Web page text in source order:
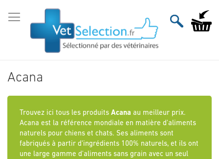
au
contenu
Mon
Acana
Trouvez ici tous les produits Acana au meilleur prix.
Acana est la référence mondiale en matière d'aliments
naturels pour chiens et chats. Ses aliments sont
fabriqués à partir d'ingrédients 100% naturels, et ils ont
une large gamme d'aliments sans grain avec un seul